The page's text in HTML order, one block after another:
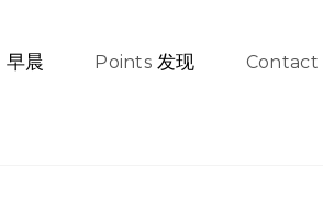
早晨 Points 发现 Contact